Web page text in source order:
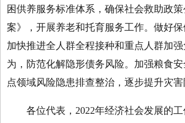
困供养服务标准体系，确保社会救助政
案》，开展养老和托育服务工作。做好
加快推进全人群全程接种和重点人群加
为，防范化解隐形债务风险。加强粮食
点领域风险隐患排查整治，逐步提升灾害
各位代表，2022年经济社会发展的工